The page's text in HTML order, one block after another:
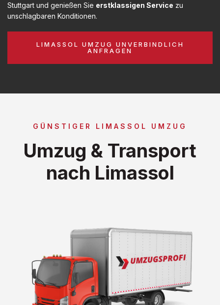
Stuttgart und genießen Sie erstklassigen Service zu
unschlagbaren Konditionen.
LIMASSOL UMZUG UNVERBINDLICH
ANFRAGEN
GÜNSTIGER LIMASSOL UMZUG
Umzug & Transport
nach Limassol